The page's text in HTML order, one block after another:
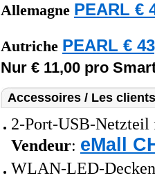
Allemagne PEARL €
Autriche PEARL €
Nur € 11,00 pro
Accessoires / Les
2-Port-USB-Netzteil
Vendeur: eMall
WLAN-LED-